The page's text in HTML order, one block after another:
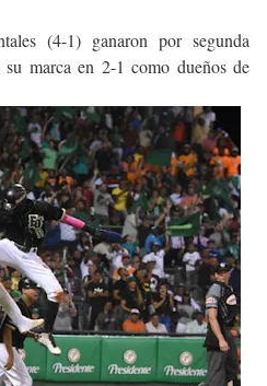
(4-1) ganaron por segunda
marca en 2-1 como dueños de